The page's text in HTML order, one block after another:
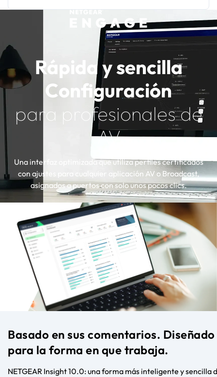
remote management
Seamless Mesh con NETGEAR Engage
or Insight APs
Compatible con WiFi 6/5/4 legacy
devices
Rápida y sencilla
Configuración
para profesionales de
AV
Una interfaz optimizada que utiliza perfiles certificados
con ajustes para cualquier aplicación AV o Broadcast,
asignados a puertos con solo unos pocos clics.
Basado en sus comentarios. Diseñado
para la forma en que trabaja.
NETGEAR Insight 10.0: una forma más inteligente y sencilla